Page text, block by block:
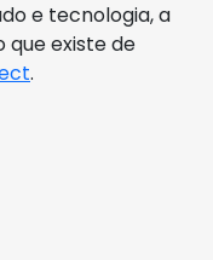
e tecnologia, a
que existe de
.